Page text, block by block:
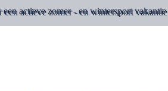
actieve zomer - en wintersport vakantie